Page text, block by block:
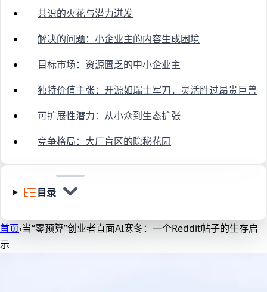
共识的火花与潜力迸发
解决的问题：小企业主的内容生成困境
目标市场：资源匮乏的中小企业主
独特价值主张：开源如瑞士军刀，灵活胜过昂贵巨兽
可扩展性潜力：从小众到生态扩张
竞争格局：大厂盲区的隐秘花园
目录
首页›当“零预算”创业者直面AI寒冬：一个Reddit帖子的生存启
示